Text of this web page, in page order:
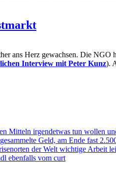
ans Herz gewachsen. Die NGO
Interview mit Peter Kunz).
Mitteln irgendetwas tun wollen
Geld, am Ende fast
der Welt wichtige Arbeit